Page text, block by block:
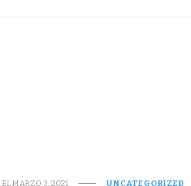
ELMARZO 3, 2021 UNCATEGORIZED